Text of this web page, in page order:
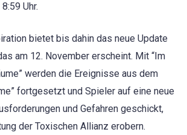
Uhr.
bietet bis dahin das neue Update
am 12. November erscheint. Mit “Im
werden die Ereignisse aus dem
fortgesetzt und Spieler auf eine neue
und Gefahren geschickt,
der Toxischen Allianz erobern.